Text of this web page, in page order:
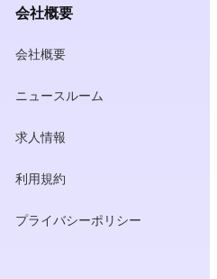
会社概要
会社概要
ニュースルーム
求人情報
利用規約
プライバシーポリシー